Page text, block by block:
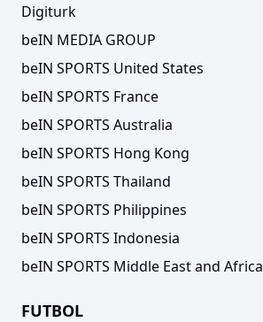
Digiturk
beIN MEDIA GROUP
beIN SPORTS United States
beIN SPORTS France
beIN SPORTS Australia
beIN SPORTS Hong Kong
beIN SPORTS Thailand
beIN SPORTS Philippines
beIN SPORTS Indonesia
beIN SPORTS Middle East and Africa
FUTBOL